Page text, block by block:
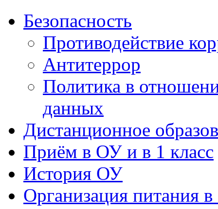
Безопасность
Противодействие
Антитеррор
Политика в
данных
Дистанционное
Приём в ОУ и в 1 класс
История ОУ
Организация питания